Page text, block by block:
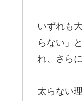
いずれも
らない」
れ、さら
太らない